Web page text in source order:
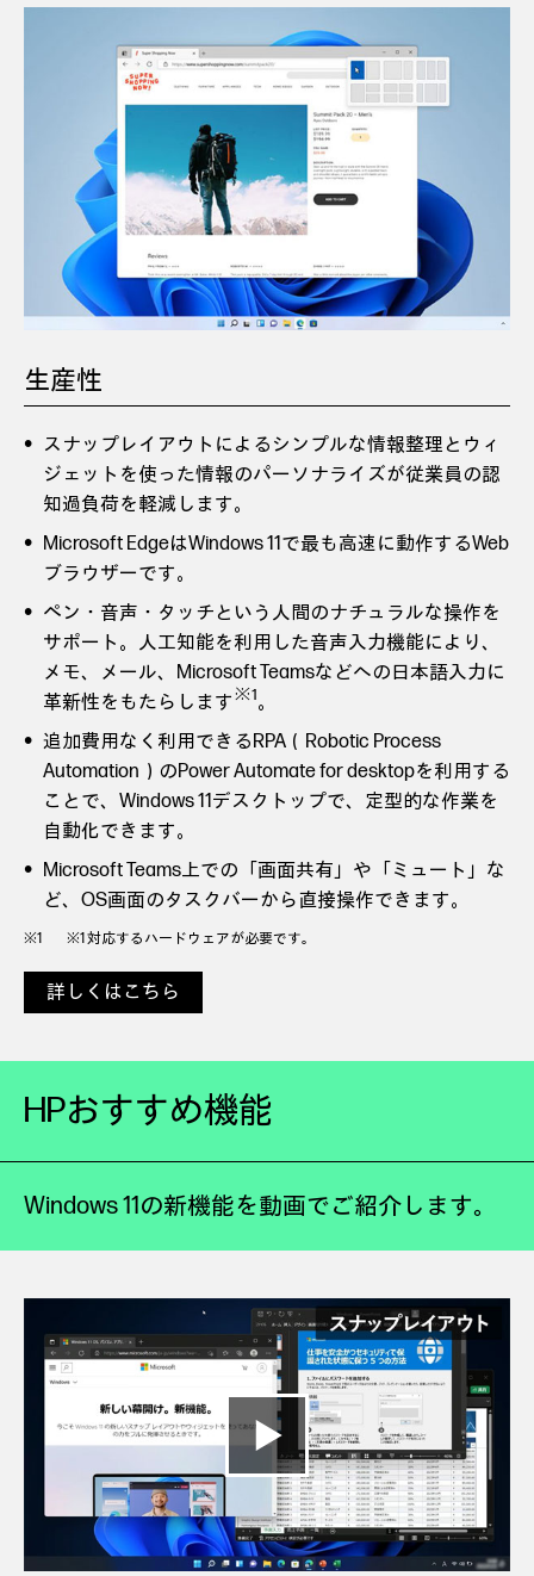
生産性
スナップレイアウトによるシンプルな情報整理とウィ
ジェットを使った情報のパーソナライズが従業員の認
知過負荷を軽減します。
Microsoft EdgeはWindows 11で最も高速に動作するWeb
ブラウザーです。
ペン・音声・タッチという人間のナチュラルな操作を
サポート。人工知能を利用した音声入力機能により、
メモ、メール、Microsoft Teamsなどへの日本語入力に
革新性をもたらします※1。
追加費用なく利用できるRPA（Robotic Process
Automation）のPower Automate for desktopを利用する
ことで、Windows 11デスクトップで、定型的な作業を
自動化できます。
Microsoft Teams上での「画面共有」や「ミュート」な
ど、OS画面のタスクバーから直接操作できます。
※1 対応するハードウェアが必要です。
詳しくはこちら
HPおすすめ機能
Windows 11の新機能を動画でご紹介します。